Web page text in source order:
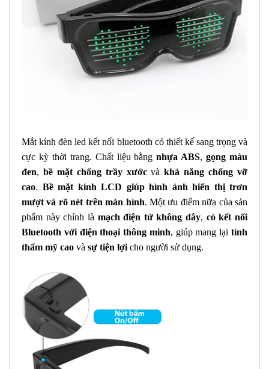
Mắt kính đèn led kết nối bluetooth có thiết kế sang trọng và
cực kỳ thời trang. Chất liệu bằng nhựa ABS,gọng màu
đen, bề mặt chống trầy xướcvà khả năng chống vỡ
cao. Bề mặt kính LCD giúp hình ảnh hiển thị trơn
mượt và rõ nét trên màn hình. Một ưu điểm nữa của sản
phẩm này chính là mạch điện tử không dây, có kết nối
Bluetooth với điện thoại thông minh, giúp mang lạitính
thẩm mỹ cao và sự tiện lợi cho người sử dụng.